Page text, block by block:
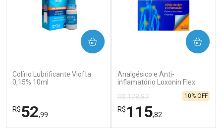
Ver Desconto Convênio
Colírio Lubrificante Viofta
0,15% 10ml
R$52,99
COMPRAR
Analgésico e Anti-
inflamatório Loxonin Flex
Transdérmicos
R$ 128,87
R$115,82
10% OFF
COMPRAR